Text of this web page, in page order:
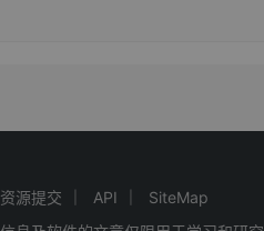
资源提交 API
SiteMap